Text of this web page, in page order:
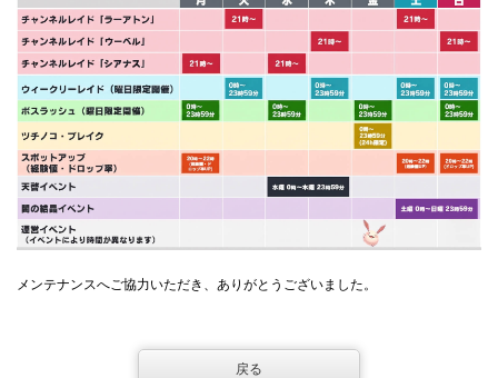
メンテナンスへご協力いただき、ありがとうございました。
戻る